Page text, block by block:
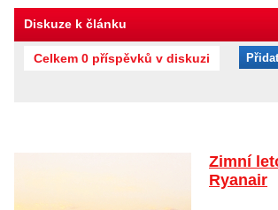
Diskuze k článku
Celkem 0 příspěvků v diskuzi
Zimní
Ryanair